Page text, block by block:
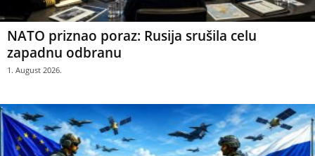
NATO priznao poraz: Rusija srušila celu
zapadnu odbranu
1. August 2026.